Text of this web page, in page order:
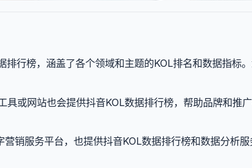
排行榜，涵盖了各个领域和主题的KOL排名和数据指标
具或网站也会提供抖音KOL数据排行榜，帮助品牌和推
销服务平台，也提供抖音KOL数据排行榜和数据分析